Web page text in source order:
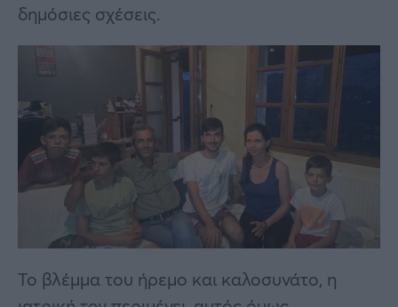
δημόσιες σχέσεις.
Το βλέμμα του ήρεμο και καλοσυνάτο, η